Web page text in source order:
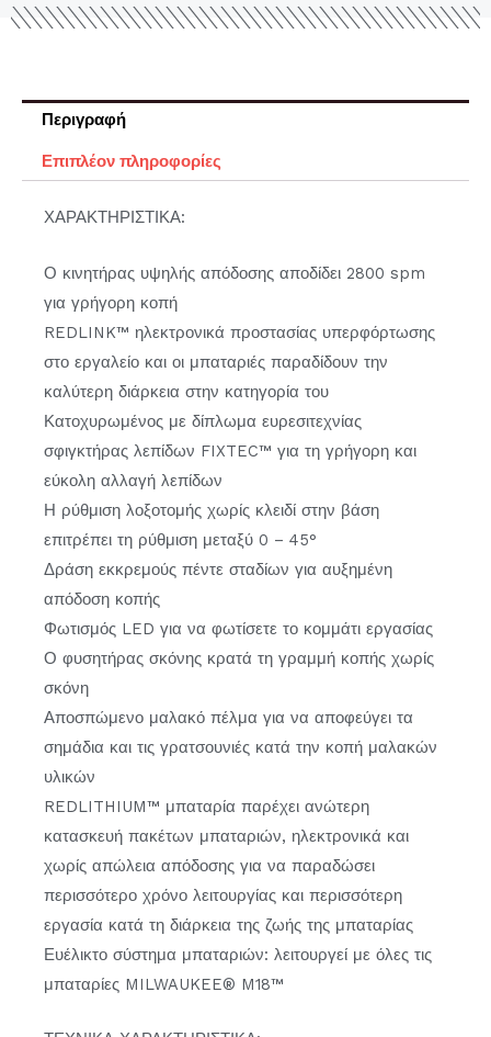
Περιγραφή
Επιπλέον πληροφορίες
ΧΑΡΑΚΤΗΡΙΣΤΙΚΑ:
Ο κινητήρας υψηλής απόδοσης αποδίδει 2800 spm
για γρήγορη κοπή
REDLINK™ ηλεκτρονικά προστασίας υπερφόρτωσης
στο εργαλείο και οι μπαταριές παραδίδουν την
καλύτερη διάρκεια στην κατηγορία του
Κατοχυρωμένος με δίπλωμα ευρεσιτεχνίας
σφιγκτήρας λεπίδων FIXTEC™ για τη γρήγορη και
εύκολη αλλαγή λεπίδων
Η ρύθμιση λοξοτομής χωρίς κλειδί στην βάση
επιτρέπει τη ρύθμιση μεταξύ 0 – 45°
Δράση εκκρεμούς πέντε σταδίων για αυξημένη
απόδοση κοπής
Φωτισμός LED για να φωτίσετε το κομμάτι εργασίας
Ο φυσητήρας σκόνης κρατά τη γραμμή κοπής χωρίς
σκόνη
Αποσπώμενο μαλακό πέλμα για να αποφεύγει τα
σημάδια και τις γρατσουνιές κατά την κοπή μαλακών
υλικών
REDLITHIUM™ μπαταρία παρέχει ανώτερη
κατασκευή πακέτων μπαταριών, ηλεκτρονικά και
χωρίς απώλεια απόδοσης για να παραδώσει
περισσότερο χρόνο λειτουργίας και περισσότερη
εργασία κατά τη διάρκεια της ζωής της μπαταρίας
Ευέλικτο σύστημα μπαταριών: λειτουργεί με όλες τις
μπαταρίες MILWAUKEE® M18™